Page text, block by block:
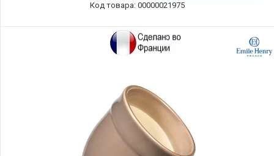
Код товара: 00000021975